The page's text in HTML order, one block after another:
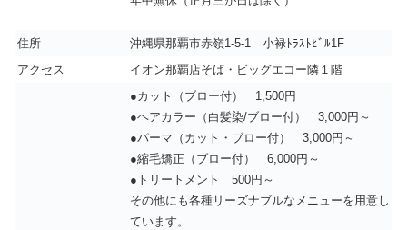
住所
沖縄県那覇市赤嶺1-5-1 小禄ﾄﾗｽﾄﾋﾞﾙ1F
アクセス
イオン那覇店そば・ビッグエコー隣１階
●カット（ブロー付） 1,500円
●ヘアカラー（白髪染/ブロー付） 3,000円～
●パーマ（カット・ブロー付） 3,000円～
●縮毛矯正（ブロー付） 6,000円～
●トリートメント 500円～
その他にも各種リーズナブルなメニューを用意し
ています。